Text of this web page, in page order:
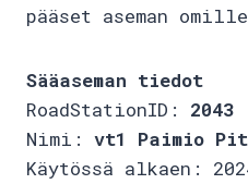
pääset aseman
Sääaseman tiedot
RoadStationID: 2043
Nimi: vt1 Paimio
Käytössä alkaen: